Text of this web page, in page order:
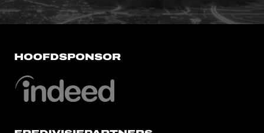
HOOFDSPONSOR